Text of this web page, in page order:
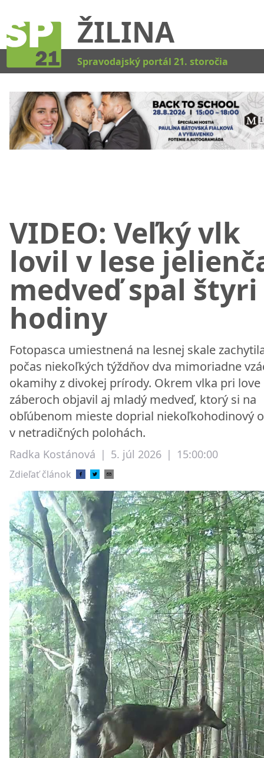
ŽILINA
Spravodajský portál 21. storočia
VIDEO: Veľký vlk
lovil v lese
medveď spal štyri
hodiny
Fotopasca umiestnená na lesnej skale
počas niekoľkých týždňov dva mimoriadne
okamihy z divokej prírody. Okrem vlka pri love
záberoch objavil aj mladý medveď, ktorý si na
obľúbenom mieste doprial niekoľkohodinový
v netradičných polohách.
Radka Kostánová | 5. júl 2026 | 15:00:00
Zdieľať článok